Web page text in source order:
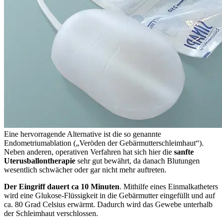
Eine hervorragende Alternative ist die so genannte
Endometriumablation („Veröden der Gebärmutterschleimhaut“).
Neben anderen, operativen Verfahren hat sich hier die sanfte
Uterusballontherapie sehr gut bewährt, da danach Blutungen
wesentlich schwächer oder gar nicht mehr auftreten.
Der Eingriff dauert ca 10 Minuten. Mithilfe eines Einmalkatheters
wird eine Glukose-Flüssigkeit in die Gebärmutter eingefüllt und auf
ca. 80 Grad Celsius erwärmt. Dadurch wird das Gewebe unterhalb
der Schleimhaut verschlossen.